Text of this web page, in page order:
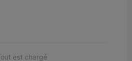
est chargé